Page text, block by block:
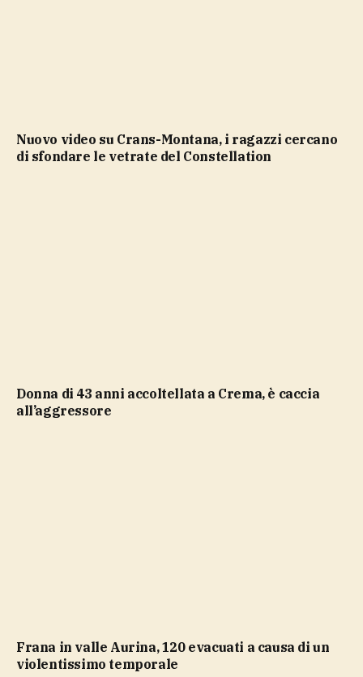
Nuovo video su Crans-Montana, i ragazzi cercano
di sfondare le vetrate del Constellation
Donna di 43 anni accoltellata a Crema, è caccia
all’aggressore
Frana in valle Aurina, 120 evacuati a causa di un
violentissimo temporale